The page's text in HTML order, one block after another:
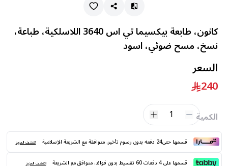
كانون، طابعة بيكسيما تي اس 3640 اللاسلكية، طباعة،
نسخ، مسح ضوئي، اسود
السعر
240
الكمية 1
قسمها حتى24 دفعه بدون رسوم تأخير. متوافقة مع الشريعة الإسلامية اكتشف المزيد
قسمها على 4 دفعات 60 تقسيط بدون فوائد. متوافق مع الشريعة اكتشف المزيد